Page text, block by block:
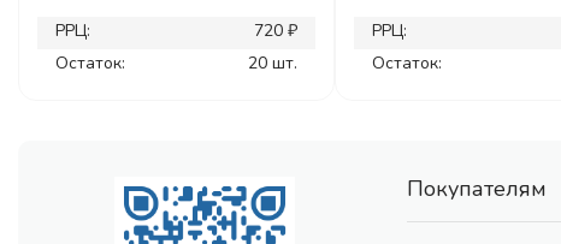
РРЦ:
720 ₽
Остаток:
20 шт.
РРЦ:
Остаток:
Покупателям